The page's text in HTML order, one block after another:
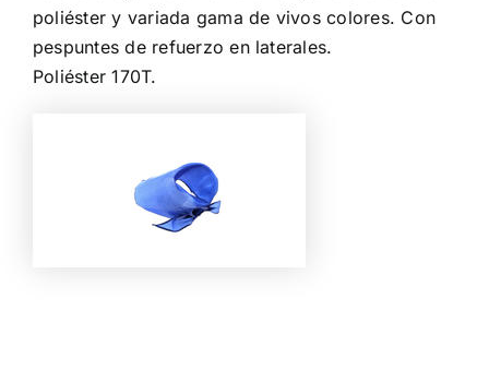
poliéster y variada gama de vivos colores. Con
pespuntes de refuerzo en laterales.
Poliéster 170T.